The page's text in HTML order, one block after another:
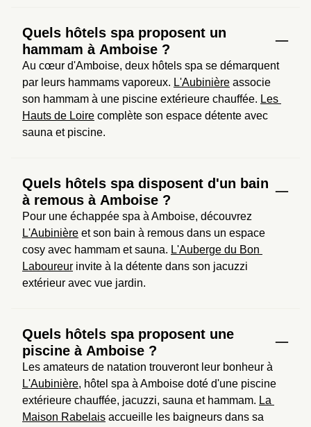
Quels hôtels spa proposent un
hammam à Amboise ?
Au cœur d'Amboise, deux hôtels spa se démarquent
par leurs hammams vaporeux. L'Aubinière associe
son hammam à une piscine extérieure chauffée. Les
Hauts de Loire complète son espace détente avec
sauna et piscine.
Quels hôtels spa disposent d'un bain
à remous à Amboise ?
L'Aubinière et son bain à remous dans un espace
cosy avec hammam et sauna. L'Auberge du Bon
Laboureur invite à la détente dans son jacuzzi
extérieur avec vue jardin.
Quels hôtels spa proposent une
piscine à Amboise ?
L'Aubinière, hôtel spa à Amboise doté d'une piscine
extérieure chauffée, jacuzzi, sauna et hammam. La
Maison Rabelais accueille les baigneurs dans sa